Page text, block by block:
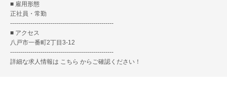
■ 雇用形態
正社員・常勤
---------------------------------------------------
■ アクセス
八戸市一番町2丁目3-12
---------------------------------------------------
詳細な求人情報は こちら からご確認ください！